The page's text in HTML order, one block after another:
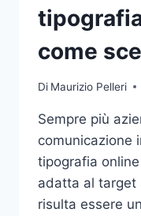
come
Di Maurizio Pelleri
Sempre più
comunicazione
tipografia
adatta al target
risulta essere